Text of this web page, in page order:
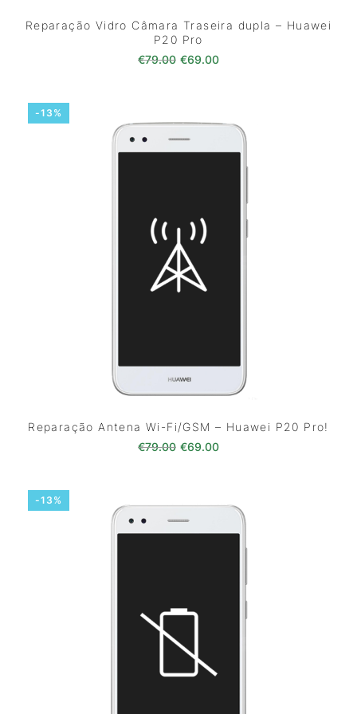
Reparação Vidro Câmara Traseira dupla – Huawei
P20 Pro
€79.00 O preço original era: €79.00.
€69.00O preço atual é:
-13%
Reparação Antena Wi-Fi/GSM – Huawei P20 Pro!
€79.00 O preço original era: €79.00.
€69.00O preço atual é:
-13%